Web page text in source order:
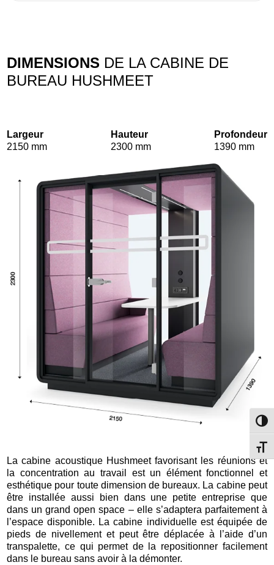
DIMENSIONS DE LA CABINE DE
BUREAU HUSHMEET
Largeur
2150 mm
Hauteur
2300 mm
Profondeur
1390 mm
La cabine acoustique Hushmeet favorisant les réunions et
la concentration au travail est un élément fonctionnel et
esthétique pour toute dimension de bureaux. La cabine peut
être installée aussi bien dans une petite entreprise que
dans un grand open space – elle s’adaptera parfaitement à
l’espace disponible. La cabine individuelle est équipée de
pieds de nivellement et peut être déplacée à l’aide d’un
transpalette, ce qui permet de la repositionner facilement
dans le bureau sans avoir à la démonter.